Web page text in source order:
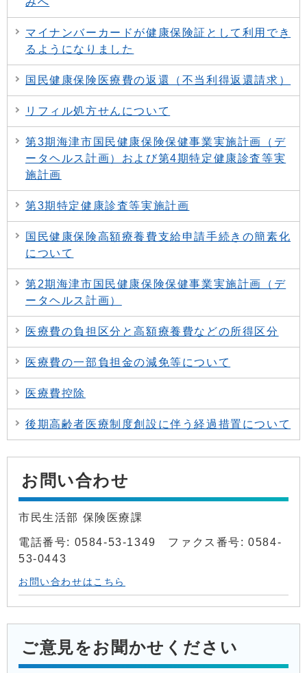
マイナンバーカードが健康保険証として利用でき
るようになりました
国民健康保険医療費の返還（不当利得返還請求）
リフィル処方せんについて
第3期海津市国民健康保険保健事業実施計画（デ
ータヘルス計画）および第4期特定健康診査等実
施計画
第3期特定健康診査等実施計画
国民健康保険高額療養費支給申請手続きの簡素化
について
第2期海津市国民健康保険保健事業実施計画（デ
ータヘルス計画）
医療費の負担区分と高額療養費などの所得区分
医療費の一部負担金の減免等について
医療費控除
後期高齢者医療制度創設に伴う経過措置について
お問い合わせ
市民生活部 保険医療課
電話番号: 0584-53-1349 ファクス番号: 0584-
53-0443
お問い合わせはこちら
ご意見をお聞かせください